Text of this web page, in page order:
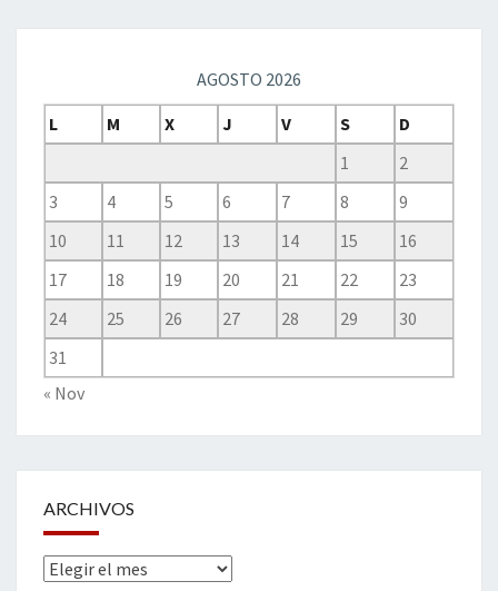
AGOSTO 2026
L
M X J V S
D
1
2
3
4 5 6 7 8
9
10
11 12 13 14 15
16
17
18 19 20 21 22
23
24
25 26 27 28 29
30
31
« Nov
ARCHIVOS
Archivos